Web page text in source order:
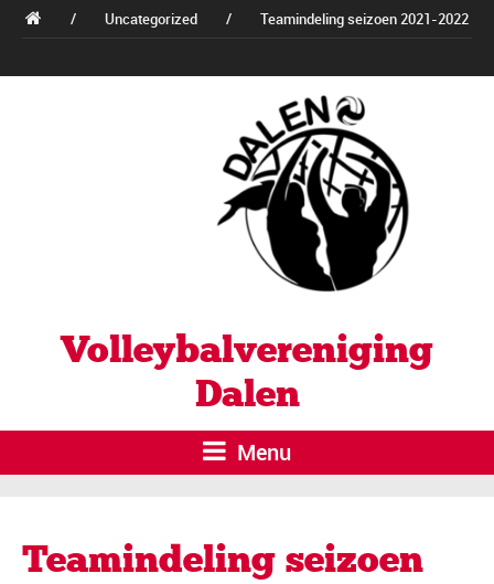
/ Uncategorized / Teamindeling seizoen 2021-2022
Volleybalvereniging
Dalen
Menu
Teamindeling seizoen